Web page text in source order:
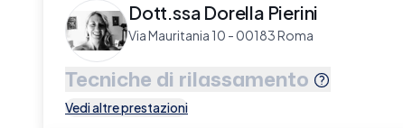
Dott.ssa Dorella Pierini
Via Mauritania 10 - 00183 Roma
Tecniche di rilassamento
Vedi altre prestazioni